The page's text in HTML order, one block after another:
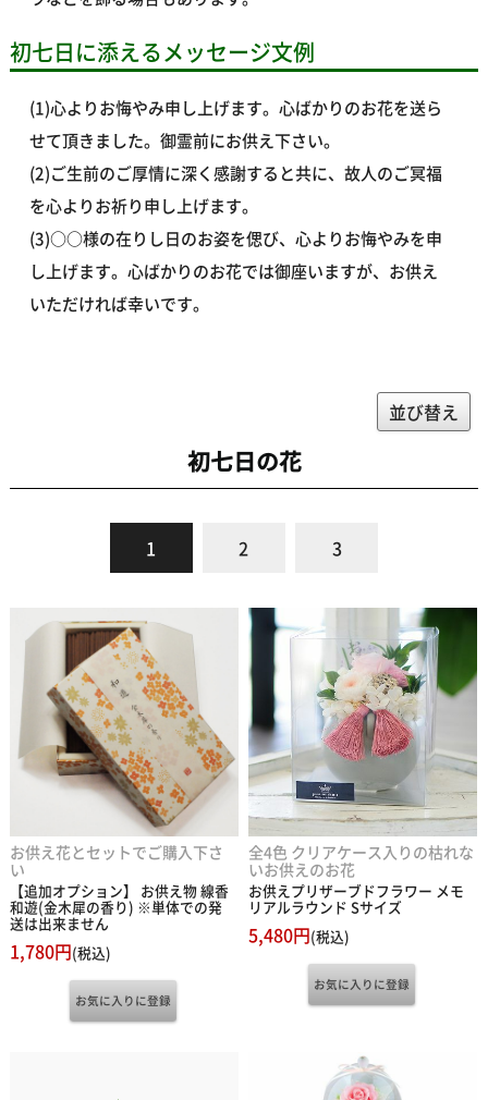
初七日に添えるメッセージ文例
(1)心よりお悔やみ申し上げます。心ばかりのお花を送ら
せて頂きました。御霊前にお供え下さい。
(2)ご生前のご厚情に深く感謝すると共に、故人のご冥福
を心よりお祈り申し上げます。
(3)○○様の在りし日のお姿を偲び、心よりお悔やみを申
し上げます。心ばかりのお花では御座いますが、お供え
いただければ幸いです。
並び替え
初七日の花
1 2 3
お供え花とセットでご購入下さ
い
【追加オプション】 お供え物 線香
和遊(金木犀の香り) ※単体での発
送は出来ません
1,780円(税込)
全4色 クリアケース入りの枯れな
いお供えのお花
お供えプリザーブドフラワー メモ
リアルラウンド Sサイズ
5,480円(税込)